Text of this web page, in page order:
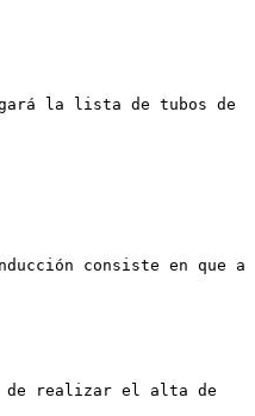
la lista de tubos de
consiste en que a
de realizar el alta de